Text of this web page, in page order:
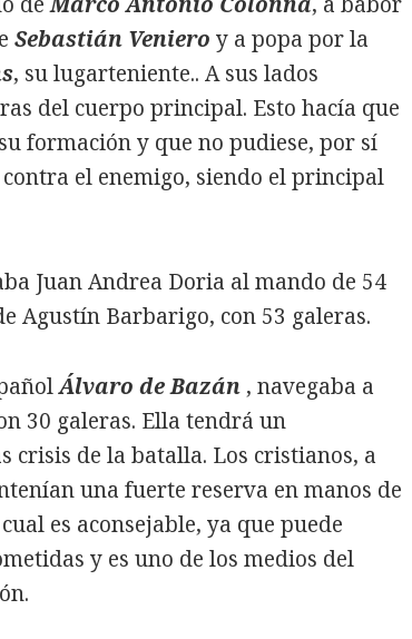
Sebastián Veniero y a popa por la
, su lugarteniente.. A sus lados
del cuerpo principal. Esto hacía que
formación y que no pudiese, por sí
el enemigo, siendo el principal
Juan Andrea Doria al mando de 54
Agustín Barbarigo, con 53 galeras.
Álvaro de Bazán , navegaba a
30 galeras. Ella tendrá un
crisis de la batalla. Los cristianos, a
una fuerte reserva en manos de
es aconsejable, ya que puede
y es uno de los medios del